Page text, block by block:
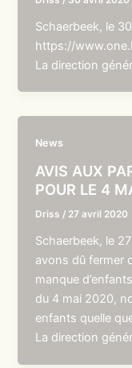
Schaerbeek, le
https://
La direction
News
AVIS AUX
POUR LE 4
Driss / 27 avril 2020
Schaerbeek, le
avons dû fermer
manque
du 4 mai 2020,
enfants quelle
La direction